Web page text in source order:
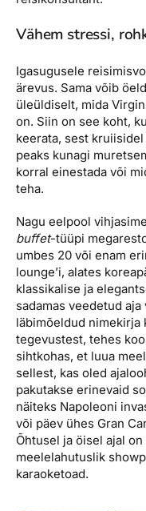
Vähem stressi,
Igasugusele
ärevus. Sama võib
üleüldiselt, mida
on. Siin on see koht,
keerata, sest
peaks kunagi
korral einestada või
teha.
Nagu eelpool
buffet-tüüpi
umbes 20 või enam
lounge’i, alates
klassikalise ja
sadamas veedetud
läbimõeldud nimekirja
tegevustest, tehes
sihtkohas, et luua
sellest, kas oled
pakutakse erinevaid
näiteks Napoleoni
või päev ühes Gran
Õhtusel ja öisel ajal
meelelahutuslik
karaoketoad.